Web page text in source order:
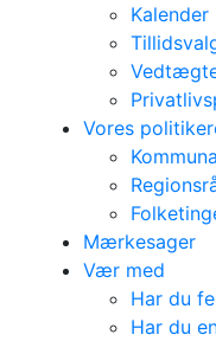
Kalender
Vores
Mærkesager
Vær med
Har du
Har du